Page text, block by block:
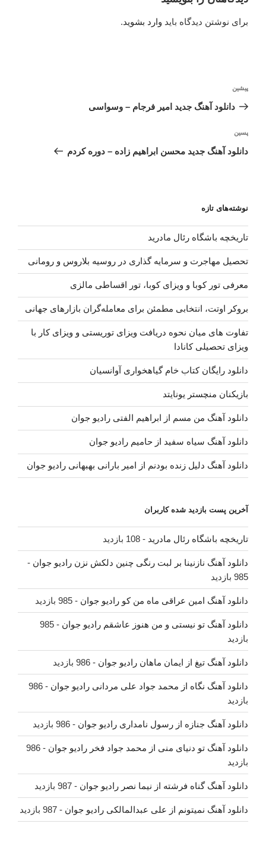
برای نوشتن دیدگاه باید وارد بشوید.
نوشته
قبلی
پیشین
دانلود آهنگ جدید امیر فرجام – وسواسی
نوشته‌ٔ
بعدی
پسین
دانلود آهنگ جدید محسن ابراهیم زاده – دوره کردم
نوشته‌های تازه
تاریخچه باشگاه رئال مادرید
تحصیل مهاجرت و سرمایه گذاری در روسیه بلاروس و رومانی
معرفی تور کوبا و ویزای کوبا، تور اقساطی مالزی
بروکر اوتت، انتخابی مطمئن برای معامله‌گران بازارهای جهانی
تفاوت های میان نحوه دریافت ویزای توریستی و ویزای کار با
ویزای تحصیلی کانادا
دانلود رایگان کتاب خام گیاهخواری آوانسیان
بازیکنان منچستر یونایتد
دانلود آهنگ من مسم از ابراهیم الفتی رادیو جوان
دانلود آهنگ سیاه سفید از حامیم رادیو جوان
دانلود آهنگ دلیل زنده بودنم از امیر بارانی بهبهانی رادیو جوان
آخرین پست بازدید شده کاربران
تاریخچه باشگاه رئال مادرید - 108 بازدید
دانلود آهنگ نازنینا بر لبت رنگی چنین دلکش نزن رادیو جوان -
985 بازدید
دانلود آهنگ امین عراقی ماه من کو رادیو جوان - 985 بازدید
دانلود آهنگ تو نیستی و من هنوز عاشقم رادیو جوان
- 985
بازدید
دانلود آهنگ تیغ از ایمان ماهان رادیو جوان - 986 بازدید
دانلود آهنگ نگاه از محمد جواد علی مردانی رادیو جوان
- 986
بازدید
دانلود آهنگ جنازه از رسول نامداری رادیو جوان - 986 بازدید
دانلود آهنگ تو دنیای منی از محمد جواد فخر رادیو جوان
- 986
بازدید
دانلود آهنگ گناه فرشته از نیما نصر رادیو جوان - 987 بازدید
دانلود آهنگ نمیتونم از علی عبدالمالکی رادیو جوان - 987 بازدید